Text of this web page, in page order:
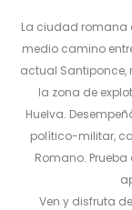
La ciudad romana
medio camino
actual
la zona de
Huelva.
político-militar,
Romano.
Ven y disfruta